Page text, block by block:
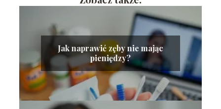
Jak naprawić zęby nie mając
pieniędzy?